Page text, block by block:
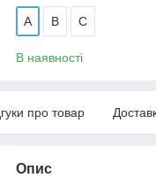
А В С
В наявності
про товар
Опис